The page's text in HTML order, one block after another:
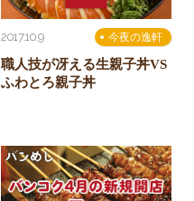
2017.10.9 今夜の逸軒
職人技が冴える生親子丼VS
ふわとろ親子丼